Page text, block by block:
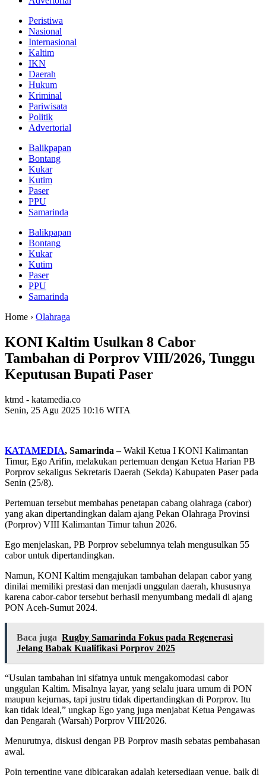
Peristiwa
Nasional
Internasional
Kaltim
IKN
Daerah
Hukum
Kriminal
Pariwisata
Politik
Advertorial
Balikpapan
Bontang
Kukar
Kutim
Paser
PPU
Samarinda
Balikpapan
Bontang
Kukar
Kutim
Paser
PPU
Samarinda
Home › Olahraga
KONI Kaltim Usulkan 8 Cabor
Tambahan di Porprov VIII/2026, Tunggu
Keputusan Bupati Paser
ktmd - katamedia.co
Senin, 25 Agu 2025 10:16 WITA
KATAMEDIA, Samarinda –Wakil Ketua I KONI Kalimantan
Timur, Ego Arifin, melakukan pertemuan dengan Ketua Harian PB
Porprov sekaligus Sekretaris Daerah (Sekda) Kabupaten Paser pada
Senin (25/8).
Pertemuan tersebut membahas penetapan cabang olahraga (cabor)
yang akan dipertandingkan dalam ajang Pekan Olahraga Provinsi
(Porprov) VIII Kalimantan Timur tahun 2026.
Ego menjelaskan, PB Porprov sebelumnya telah mengusulkan 55
cabor untuk dipertandingkan.
Namun, KONI Kaltim mengajukan tambahan delapan cabor yang
dinilai memiliki prestasi dan menjadi unggulan daerah, khususnya
karena cabor-cabor tersebut berhasil menyumbang medali di ajang
PON Aceh-Sumut 2024.
Baca juga Rugby Samarinda Fokus pada Regenerasi
Jelang Babak Kualifikasi Porprov 2025
“Usulan tambahan ini sifatnya untuk mengakomodasi cabor
unggulan Kaltim. Misalnya layar, yang selalu juara umum di PON
maupun kejurnas, tapi justru tidak dipertandingkan di Porprov. Itu
kan tidak ideal,” ungkap Ego yang juga menjabat Ketua Pengawas
dan Pengarah (Warsah) Porprov VIII/2026.
Menurutnya, diskusi dengan PB Porprov masih sebatas pembahasan
awal.
Poin terpenting yang dibicarakan adalah ketersediaan venue, baik di